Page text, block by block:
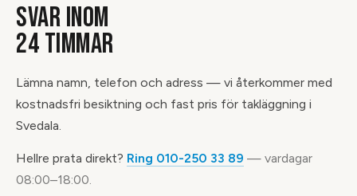
SVAR INOM
24 TIMMAR
Lämna namn, telefon och adress — vi återkommer med
kostnadsfri besiktning och fast pris för takläggning i
Svedala.
Hellre prata direkt? Ring 010-250 33 89 — vardagar
08:00–18:00.